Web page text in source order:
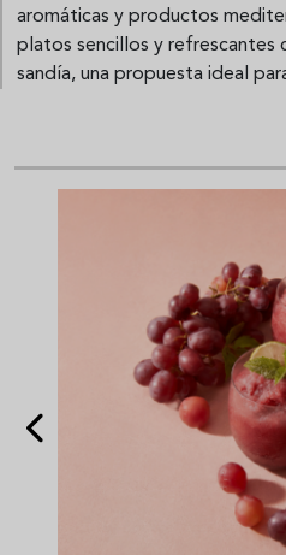
aromáticas y productos
platos sencillos y refrescantes
sandía, una propuesta ideal